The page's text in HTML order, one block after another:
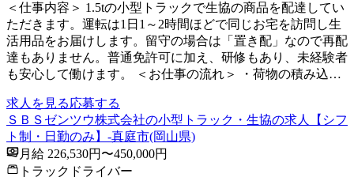
＜仕事内容＞ 1.5tの小型トラックで生協の商品を配達してい
ただきます。運転は1日1～2時間ほどで同じお宅を訪問し生
活用品をお届けします。留守の場合は「置き配」なので再配
達もありません。普通免許可に加え、研修もあり、未経験者
も安心して働けます。 ＜お仕事の流れ＞ ・荷物の積み込…
求人を見る応募する
ＳＢＳゼンツウ株式会社の小型トラック・生協の求人【シフ
ト制・日勤のみ】-真庭市(岡山県)
月給 226,530円〜450,000円
トラックドライバー